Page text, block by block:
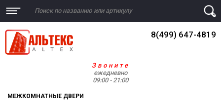
8(499) 647-4819
Звоните
ежедневно
09:00 - 21:00
МЕЖКОМНАТНЫЕ ДВЕРИ